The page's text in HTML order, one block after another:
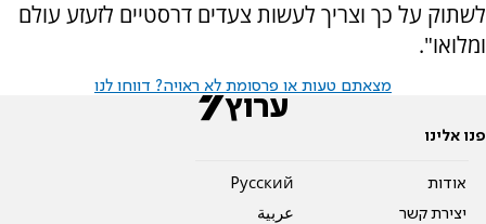
לשתוק על כך וצריך לעשות צעדים דרסטיים לזעזע עולם
ומלואו".
מצאתם טעות או פרסומת לא ראויה? דווחו לנו
פנו אלינו
אודות
יצירת קשר
Pусский
عربية